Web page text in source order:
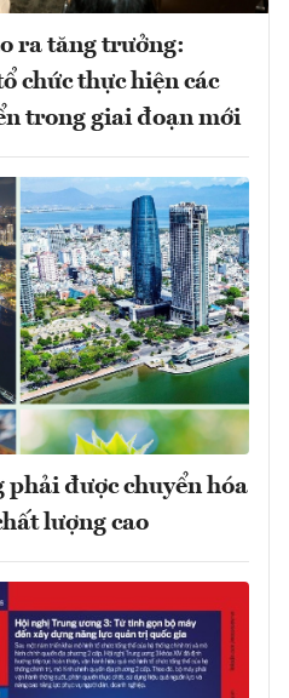
ra tăng trưởng:
chức thực hiện các
trong giai đoạn mới
phải được chuyển hóa
lượng cao